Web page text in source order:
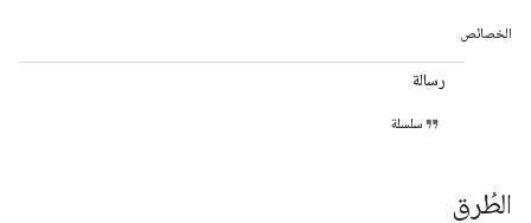
الخصائص
رسالة
سلسلة
الطُرق